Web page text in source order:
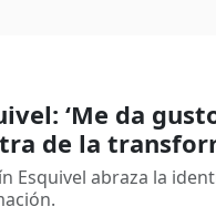
‘Me da
de la
Esquivel abraza la